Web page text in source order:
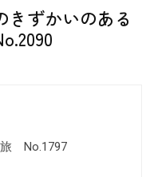
きずかいのある
旅 No.1797